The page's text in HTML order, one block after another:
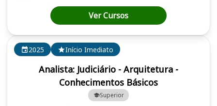
2025 Início Imediato
Analista: Judiciário - Arquitetura -
Conhecimentos Básicos
Superior
Ver Cursos